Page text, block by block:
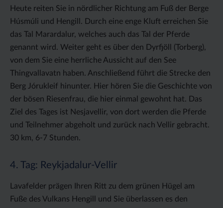
Heute reiten Sie in nördlicher Richtung am Fuß der Berge
Húsmúli und Hengill. Durch eine enge Kluft erreichen Sie
das Tal Marardalur, welches auch das Tal der Pferde
genannt wird. Weiter geht es über den Dyrfjöll (Torberg),
von dem Sie eine herrliche Aussicht auf den See
Thingvallavatn haben. Anschließend führt die Strecke den
Berg Jórukleif hinunter. Hier hören Sie die Geschichte von
der bösen Riesenfrau, die hier einmal gewohnt hat. Das
Ziel des Tages ist Nesjavellir, von dort werden die Pferde
und Teilnehmer abgeholt und zurück nach Vellir gebracht.
30 km, 6-7 Stunden.
4. Tag: Reykjadalur-Vellir
Lavafelder prägen Ihren Ritt zu dem grünen Hügel am
Fuße des Vulkans Hengill und Sie überlassen es den